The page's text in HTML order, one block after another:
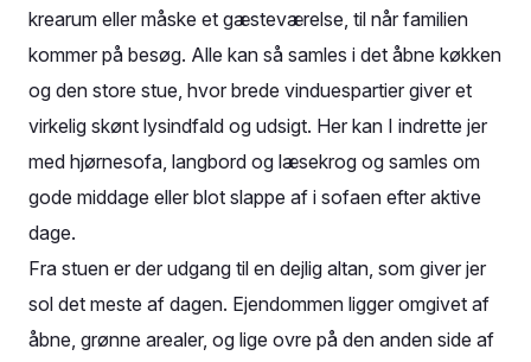
krearum eller måske et gæsteværelse, til når familien
kommer på besøg. Alle kan så samles i det åbne køkken
og den store stue, hvor brede vinduespartier giver et
virkelig skønt lysindfald og udsigt. Her kan I indrette jer
med hjørnesofa, langbord og læsekrog og samles om
gode middage eller blot slappe af i sofaen efter aktive
dage.
Fra stuen er der udgang til en dejlig altan, som giver jer
sol det meste af dagen. Ejendommen ligger omgivet af
åbne, grønne arealer, og lige ovre på den anden side af